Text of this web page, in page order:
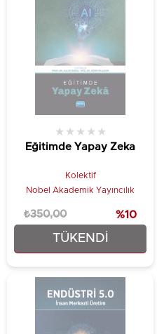
TÜKENDI
Eğitimde Yapay Zeka
★ ★ ★ ★ ★
Kolektif
Nobel Akademik Yayıncılık
₺315,00
₺350,00 %10